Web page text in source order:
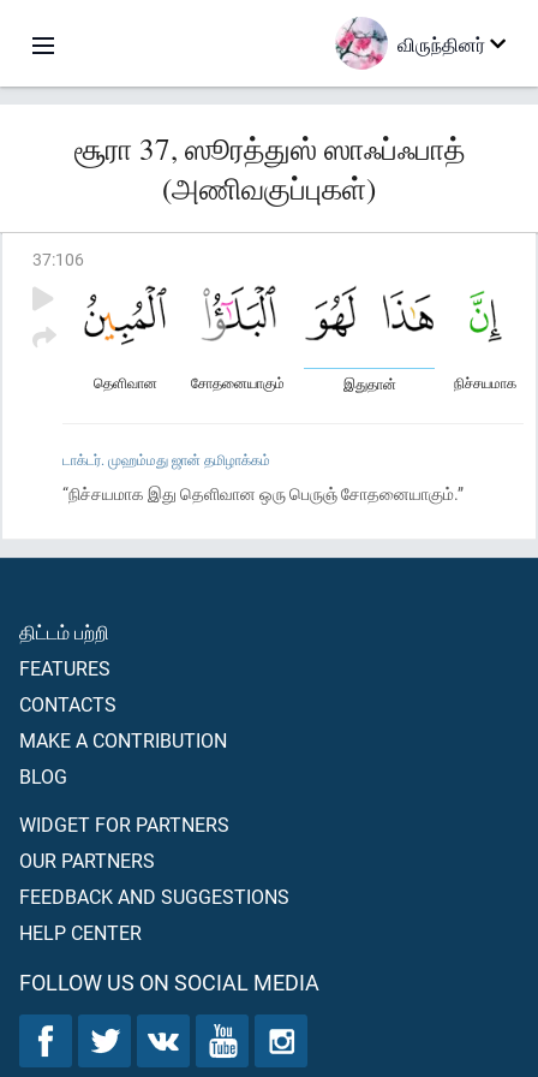
விருந்தினர்
சூரா 37, ஸூரத்துஸ் ஸாஃப்ஃபாத்
(அணிவகுப்புகள்)
37:106
நிச்சயமாக
இதுதான்
சோதனையாகும்
தெளிவான
டாக்டர். முஹம்மது ஜான் தமிழாக்கம்
“நிச்சயமாக இது தெளிவான ஒரு பெருஞ் சோதனையாகும்.”
திட்டம் பற்றி
FEATURES
CONTACTS
MAKE A CONTRIBUTION
BLOG
WIDGET FOR PARTNERS
OUR PARTNERS
FEEDBACK AND SUGGESTIONS
HELP CENTER
FOLLOW US ON SOCIAL MEDIA